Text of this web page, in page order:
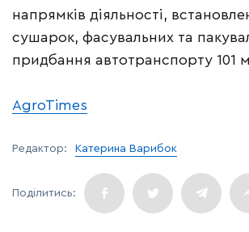
напрямків діяльності,
сушарок, фасувальних та
придбання автотранспорту 101
AgroTimes
Редактор: Катерина Варибок